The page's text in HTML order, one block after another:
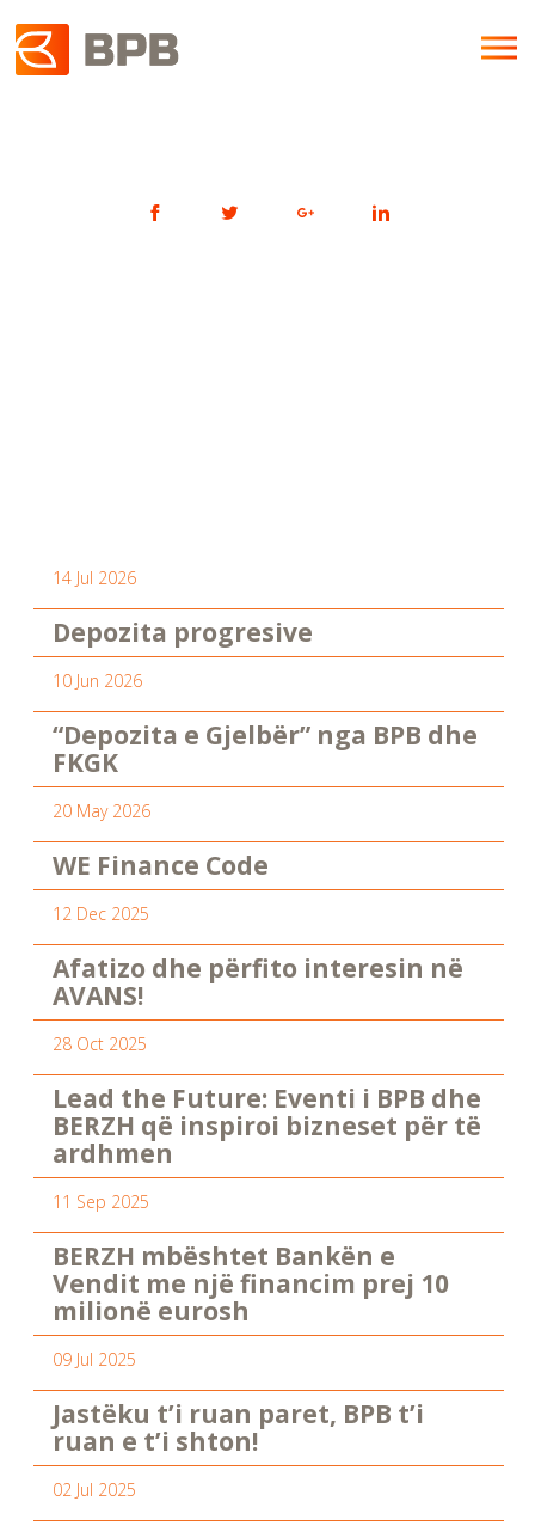
14 Jul 2026
Depozita progresive
10 Jun 2026
“Depozita e Gjelbër” nga BPB dhe
FKGK
20 May 2026
WE Finance Code
12 Dec 2025
Afatizo dhe përfito interesin në
AVANS!
28 Oct 2025
Lead the Future: Eventi i BPB dhe
BERZH që inspiroi bizneset për të
ardhmen
11 Sep 2025
BERZH mbështet Bankën e
Vendit me një financim prej 10
milionë eurosh
09 Jul 2025
Jastëku t’i ruan paret, BPB t’i
ruan e t’i shton!
02 Jul 2025